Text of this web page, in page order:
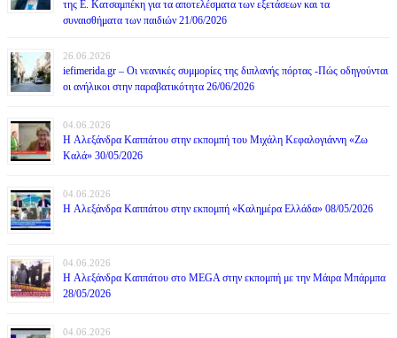
της Ε. Κατσαμπέκη για τα αποτελέσματα των εξετάσεων και τα
συναισθήματα των παιδιών 21/06/2026
26.06.2026
iefimerida.gr – Οι νεανικές συμμορίες της διπλανής πόρτας -Πώς οδηγούνται
οι ανήλικοι στην παραβατικότητα 26/06/2026
04.06.2026
H Αλεξάνδρα Καππάτου στην εκπομπή του Μιχάλη Κεφαλογιάννη «Ζω
Καλά» 30/05/2026
04.06.2026
H Αλεξάνδρα Καππάτου στην εκπομπή «Καλημέρα Ελλάδα» 08/05/2026
04.06.2026
H Αλεξάνδρα Καππάτου στο MEGA στην εκπομπή με την Μάιρα Mπάρμπα
28/05/2026
04.06.2026